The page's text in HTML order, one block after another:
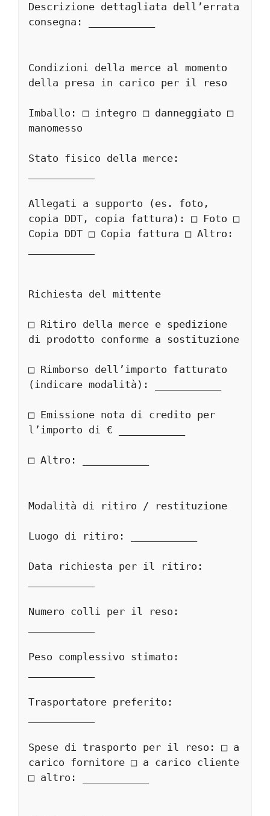
Descrizione dettagliata dell’errata
consegna: ___________
Condizioni della merce al momento
della presa in carico per il reso
Imballo: □ integro □ danneggiato □
manomesso
Stato fisico della merce:
Allegati a supporto (es. foto,
copia DDT, copia fattura): □ Foto □
Copia DDT □ Copia fattura □ Altro:
Richiesta del mittente
□ Ritiro della merce e spedizione
di prodotto conforme a sostituzione
□ Rimborso dell’importo fatturato
(indicare modalità): ___________
□ Emissione nota di credito per
l’importo di € ___________
□ Altro: ___________
Modalità di ritiro / restituzione
Luogo di ritiro: ___________
Data richiesta per il ritiro:
Numero colli per il reso:
Peso complessivo stimato:
Trasportatore preferito:
Spese di trasporto per il reso: □ a
carico fornitore □ a carico cliente
□ altro: ___________